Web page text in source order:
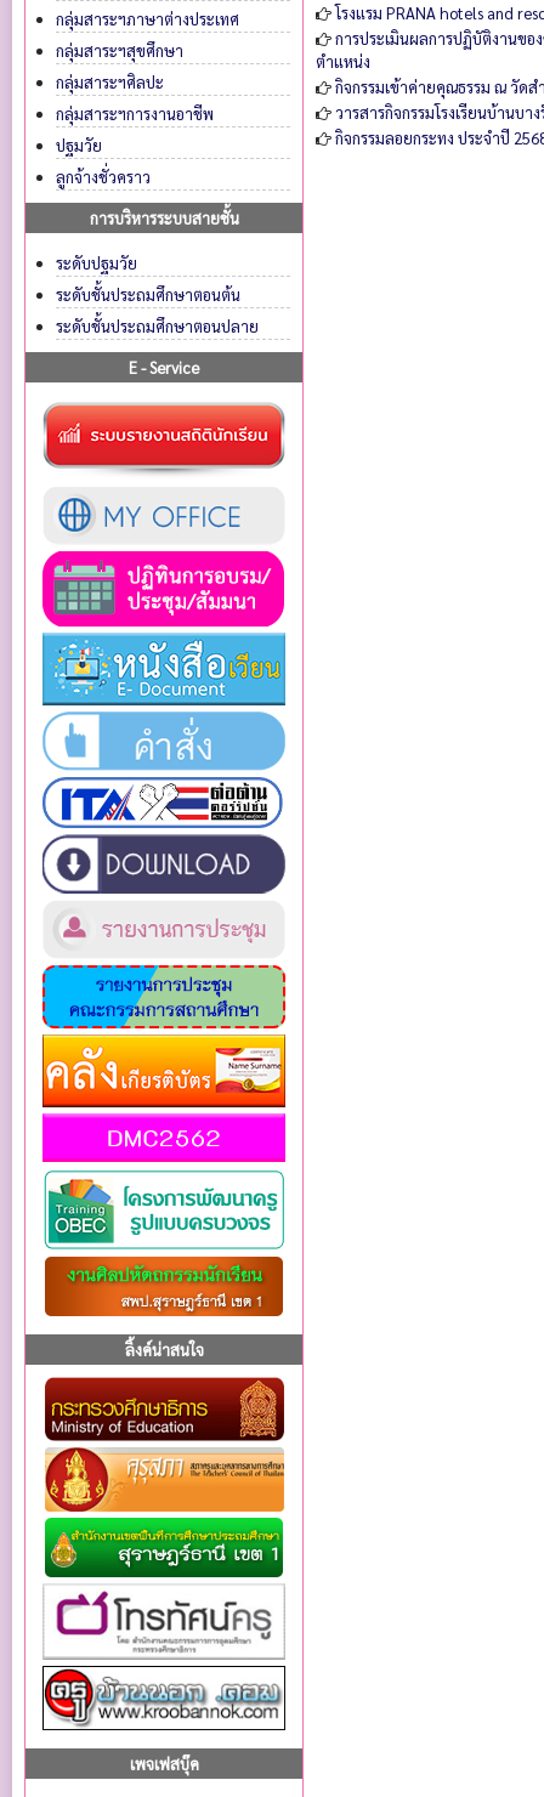
กลุ่มสาระฯภาษาต่างประเทศ
กลุ่มสาระฯสุขศึกษา
กลุ่มสาระฯศิลปะ
กลุ่มสาระฯการงานอาชีพ
ปฐมวัย
ลูกจ้างชั่วคราว
การบริหารระบบสายชั้น
ระดับปฐมวัย
ระดับชั้นประถมศึกษาตอนต้น
ระดับชั้นประถมศึกษาตอนปลาย
E - Service
ลิ้งค์น่าสนใจ
เพจเฟสบุ๊ค
โรงแรม PRANA hotels and
การประเมินผลการปฏิบัติงานข
ตำแหน่ง
กิจกรรมเข้าค่ายคุณธรรม ณ วัดส
วารสารกิจกรรมโรงเรียนบ้านบา
กิจกรรมลอยกระทง ประจำปี